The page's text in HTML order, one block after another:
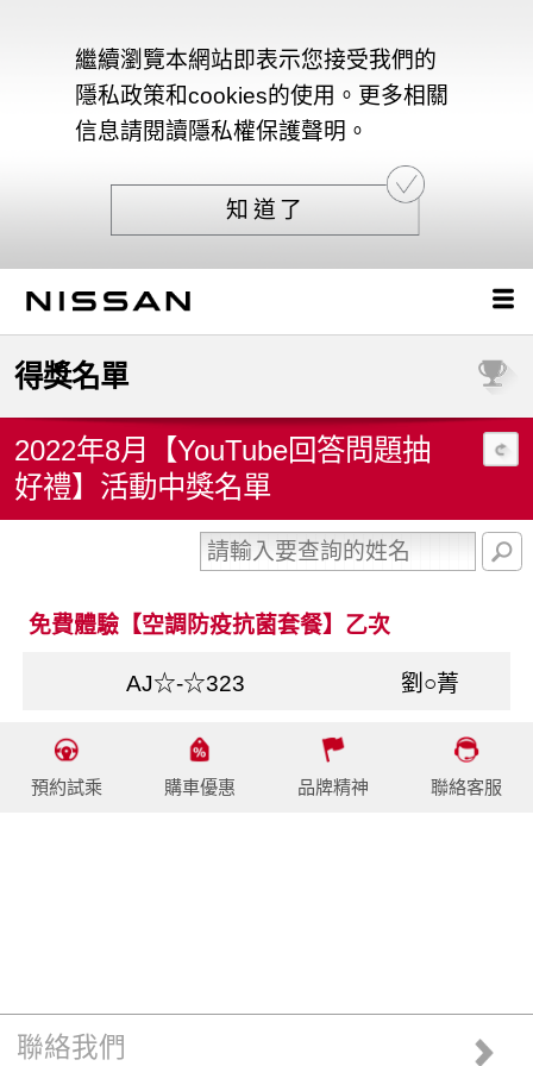
繼續瀏覽本網站即表示您接受我們的
隱私政策和cookies的使用。更多相關
信息請閱讀隱私權保護聲明。
知道了
得獎名單
2022年8月【YouTube回答問題抽
好禮】活動中獎名單
免費體驗【空調防疫抗菌套餐】乙次
AJ☆-☆323 劉○菁
預約試乘 購車優惠 品牌精神 聯絡客服
聯絡我們